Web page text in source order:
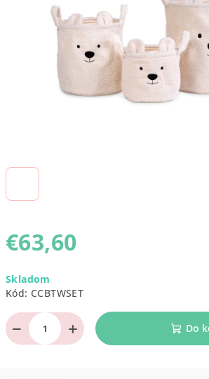
€63,60
cena:
Skladom
Kód: CCBTWSET
+
− Do
hviezdičiek.